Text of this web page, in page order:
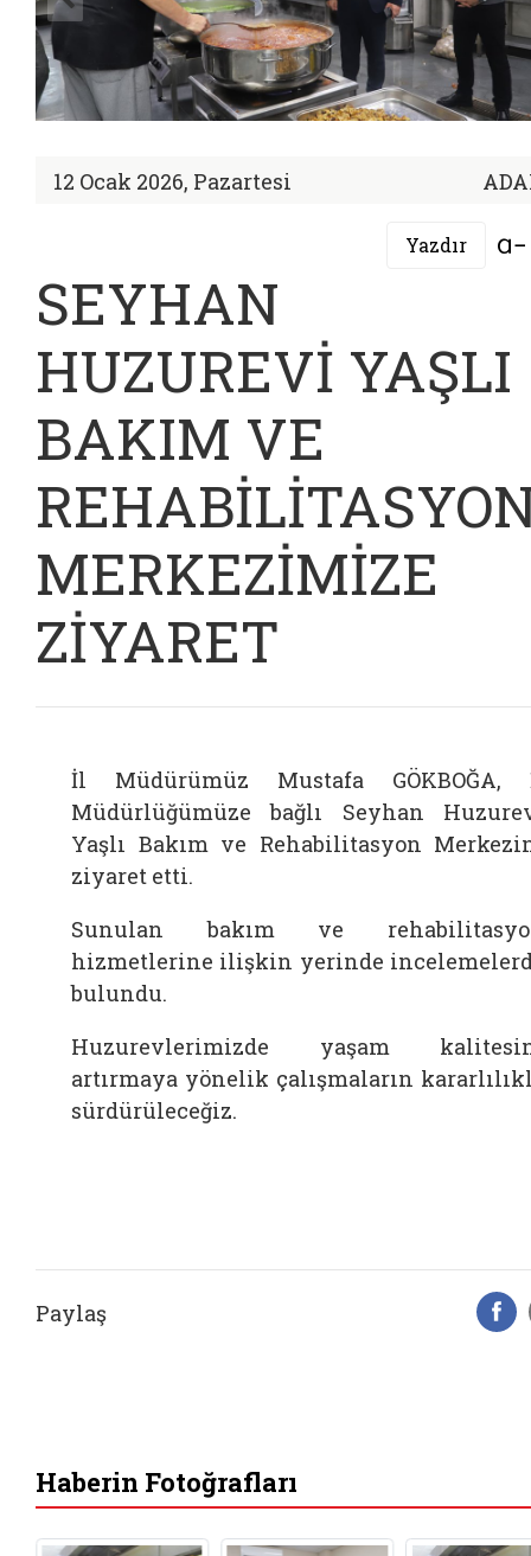
12 Ocak 2026, Pazartesi
Yazdır
SEYHAN
HUZUREVİ YAŞLI
BAKIM VE
MERKEZİMİZE
ZİYARET
İl Müdürümüz Mustafa GÖKBOĞA,
Müdürlüğümüze bağlı Seyhan
Yaşlı Bakım ve Rehabilitasyon
ziyaret etti.
Sunulan bakım ve
hizmetlerine ilişkin yerinde
bulundu.
Huzurevlerimizde yaşam
artırmaya yönelik çalışmaların
sürdürüleceğiz.
Paylaş
Haberin Fotoğrafları